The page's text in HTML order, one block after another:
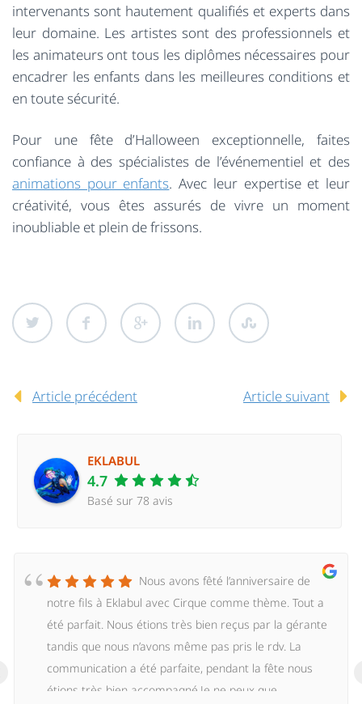
intervenants sont hautement qualifiés et experts dans
leur domaine. Les artistes sont des professionnels et
les animateurs ont tous les diplômes nécessaires pour
encadrer les enfants dans les meilleures conditions et
en toute sécurité.
Pour une fête d’Halloween exceptionnelle, faites
confiance à des spécialistes de l’événementiel et des
animations pour enfants. Avec leur expertise et leur
créativité, vous êtes assurés de vivre un moment
inoubliable et plein de frissons.
Article précédent Article suivant
EKLABUL
4.7
Basé sur 78 avis
Nous avons fêté l’anniversaire de
notre fils à Eklabul avec Cirque comme thème. Tout a
été parfait. Nous étions très bien reçus par la gérante
tandis que nous n’avons même pas pris le rdv. La
communication a été parfaite, pendant la fête nous
étions très bien accompagné.Je ne peux que